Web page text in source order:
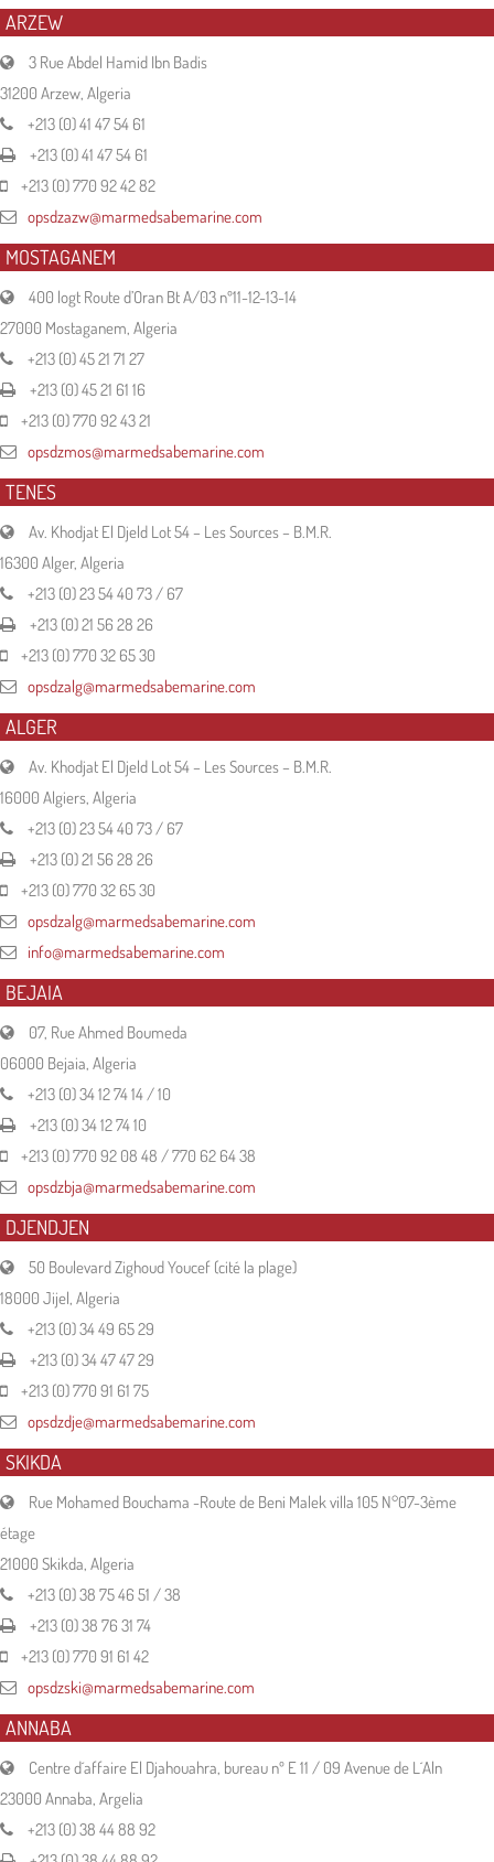
ARZEW
3 Rue Abdel Hamid Ibn Badis
31200 Arzew, Algeria
+213 (0) 41 47 54 61
+213 (0) 41 47 54 61
+213 (0) 770 92 42 82
opsdzazw@marmedsabemarine.com
MOSTAGANEM
400 logt Route d’Oran Bt A/03 nº11-12-13-14
27000 Mostaganem, Algeria
+213 (0) 45 21 71 27
+213 (0) 45 21 61 16
+213 (0) 770 92 43 21
opsdzmos@marmedsabemarine.com
TENES
Av. Khodjat El Djeld Lot 54 – Les Sources – B.M.R.
16300 Alger, Algeria
+213 (0) 23 54 40 73 / 67
+213 (0) 21 56 28 26
+213 (0) 770 32 65 30
opsdzalg@marmedsabemarine.com
ALGER
Av. Khodjat El Djeld Lot 54 – Les Sources – B.M.R.
16000 Algiers, Algeria
+213 (0) 23 54 40 73 / 67
+213 (0) 21 56 28 26
+213 (0) 770 32 65 30
opsdzalg@marmedsabemarine.com
info@marmedsabemarine.com
BEJAIA
07, Rue Ahmed Boumeda
06000 Bejaia, Algeria
+213 (0) 34 12 74 14 / 10
+213 (0) 34 12 74 10
+213 (0) 770 92 08 48 / 770 62 64 38
opsdzbja@marmedsabemarine.com
DJENDJEN
50 Boulevard Zighoud Youcef (cité la plage)
18000 Jijel, Algeria
+213 (0) 34 49 65 29
+213 (0) 34 47 47 29
+213 (0) 770 91 61 75
opsdzdje@marmedsabemarine.com
SKIKDA
Rue Mohamed Bouchama -Route de Beni Malek villa 105 N°07-3ème
étage
21000 Skikda, Algeria
+213 (0) 38 75 46 51 / 38
+213 (0) 38 76 31 74
+213 (0) 770 91 61 42
opsdzski@marmedsabemarine.com
ANNABA
Centre d´affaire El Djahouahra, bureau nº E 11 / 09 Avenue de L´Aln
23000 Annaba, Argelia
+213 (0) 38 44 88 92